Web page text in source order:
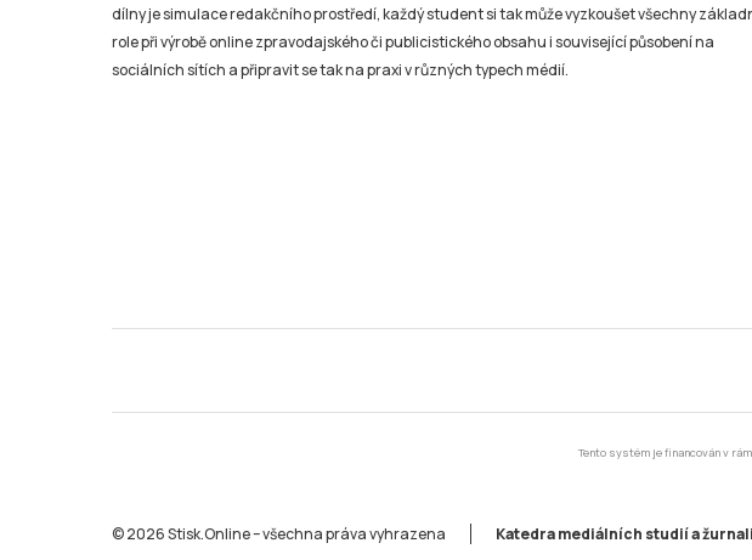
dílny je simulace redakčního prostředí, každý student si tak může vyzkoušet všechny
role při výrobě online zpravodajského či publicistického obsahu i související působení na
sociálních sítích a připravit se tak na praxi v různých typech médií.
Tento systém je financován v
© 2026 Stisk.Online – všechna práva vyhrazena Katedra mediálních studií a